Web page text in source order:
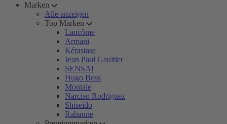
Marken
Alle anzeigen
Top Marken
Lancôme
Armani
Kérastase
Jean Paul Gaultier
SENSAI
Hugo Boss
Montale
Narciso Rodriguez
Shiseido
Rabanne